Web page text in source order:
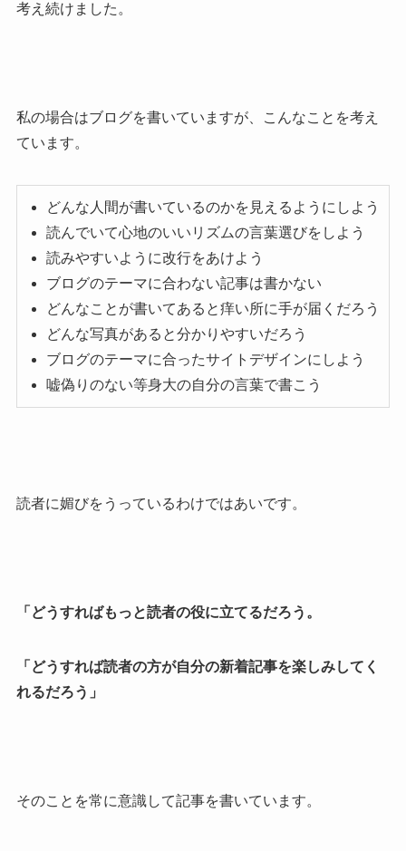
考え続けました。
私の場合はブログを書いていますが、こんなことを考え
ています。
どんな人間が書いているのかを見えるようにしよう
読んでいて心地のいいリズムの言葉選びをしよう
読みやすいように改行をあけよう
ブログのテーマに合わない記事は書かない
どんなことが書いてあると痒い所に手が届くだろう
どんな写真があると分かりやすいだろう
ブログのテーマに合ったサイトデザインにしよう
嘘偽りのない等身大の自分の言葉で書こう
読者に媚びをうっているわけではあいです。
「どうすればもっと読者の役に立てるだろう。
「どうすれば読者の方が自分の新着記事を楽しみしてく
れるだろう」
そのことを常に意識して記事を書いています。